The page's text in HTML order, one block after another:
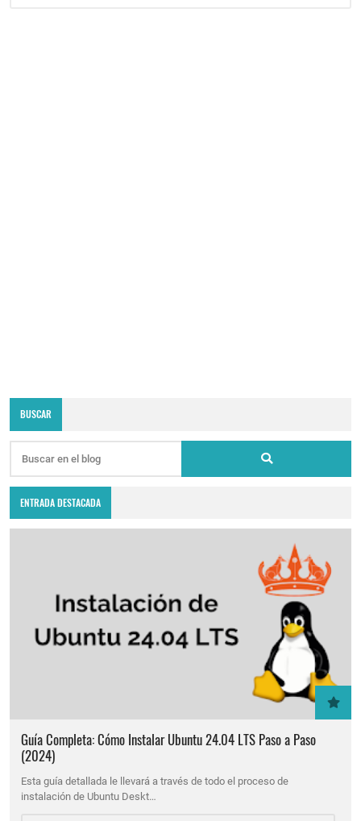
BUSCAR
ENTRADA DESTACADA
Guía Completa: Cómo Instalar Ubuntu 24.04 LTS Paso a Paso
(2024)
Esta guía detallada le llevará a través de todo el proceso de
instalación de Ubuntu Deskt…